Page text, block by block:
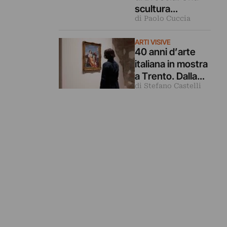
scultura
leggendaria vista
fotografi
di Paolo Cuccia
ARTI VISIVE
40 anni d’arte
italiana in mostra
a Trento. Dalla
Transavanguardi
di Stefano Castelli